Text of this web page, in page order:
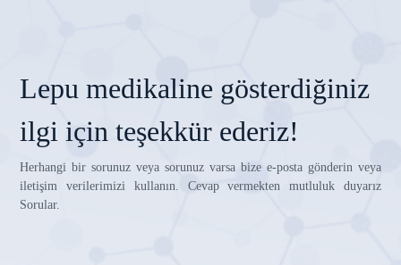
Lepu medikaline gösterdiğiniz
ilgi için teşekkür ederiz!
Herhangi bir sorunuz veya sorunuz varsa bize e-posta gönderin veya
iletişim verilerimizi kullanın. Cevap vermekten mutluluk duyarız
Sorular.